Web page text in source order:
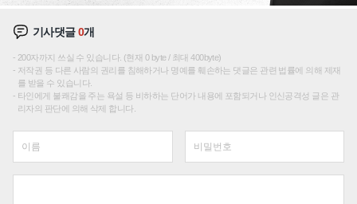
기사댓글0개
200자까지 쓰실 수 있습니다. (현재 0 byte / 최대 400byte)
저작권 등 다른 사람의 권리를 침해하거나 명예를 훼손하는 댓글은 관련 법률에 의해 제재
를 받을 수 있습니다.
타인에게 불쾌감을 주는 욕설 등 비하하는 단어가 내용에 포함되거나 인신공격성 글은 관
리자의 판단에 의해 삭제 합니다.